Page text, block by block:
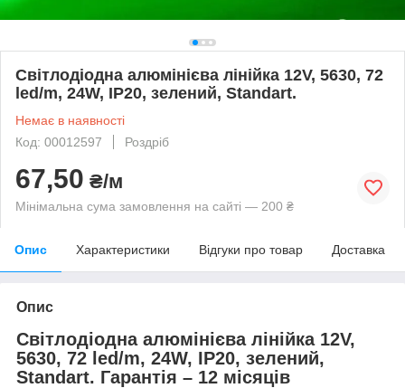
Світлодіодна алюмінієва лінійка 12V, 5630, 72
led/m, 24W, IP20, зелений, Standart.
Немає в наявності
Код: 00012597
Роздріб
67,50 ₴/м
Мінімальна сума замовлення на сайті — 200 ₴
Опис Характеристики Відгуки про товар Доставка
Опис
Світлодіодна алюмінієва лінійка 12V,
5630, 72 led/m, 24W, IP20, зелений,
Standart. Гарантія – 12 місяців